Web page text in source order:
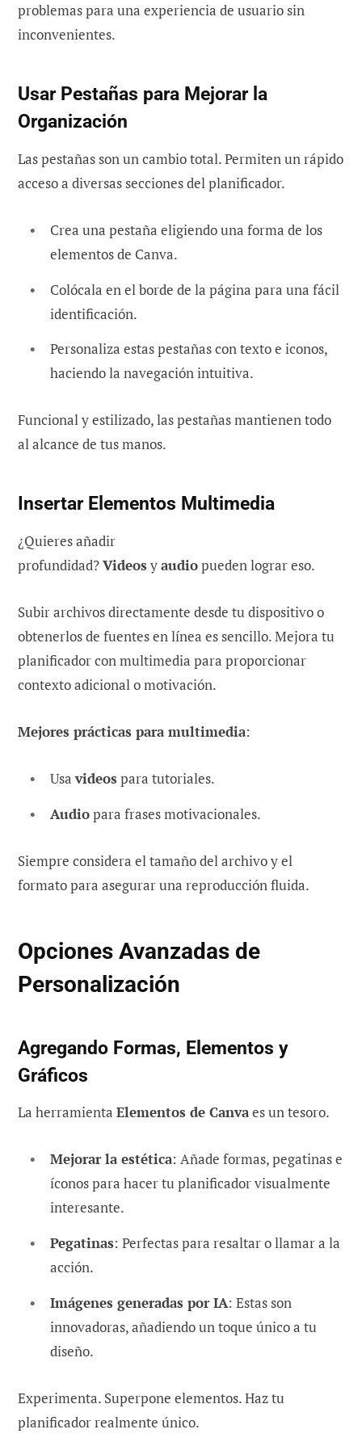
problemas para una experiencia de usuario sin
inconvenientes.
Usar Pestañas para Mejorar la
Organización
Las pestañas son un cambio total. Permiten un rápido
acceso a diversas secciones del planificador.
Crea una pestaña eligiendo una forma de los
elementos de Canva.
Colócala en el borde de la página para una fácil
identificación.
Personaliza estas pestañas con texto e iconos,
haciendo la navegación intuitiva.
Funcional y estilizado, las pestañas mantienen todo
al alcance de tus manos.
Insertar Elementos Multimedia
¿Quieres añadir
profundidad?Videos yaudiopueden lograr eso.
Subir archivos directamente desde tu dispositivo o
obtenerlos de fuentes en línea es sencillo. Mejora tu
planificador con multimedia para proporcionar
contexto adicional o motivación.
Mejores prácticas para multimedia:
Usavideos para tutoriales.
Audiopara frases motivacionales.
Siempre considera el tamaño del archivo y el
formato para asegurar una reproducción fluida.
Opciones Avanzadas de
Personalización
Agregando Formas, Elementos y
Gráficos
La herramienta Elementos de Canvaes un tesoro.
Mejorar la estética: Añade formas, pegatinas e
íconos para hacer tu planificador visualmente
interesante.
Pegatinas: Perfectas para resaltar o llamar a la
acción.
Imágenes generadas por IA: Estas son
innovadoras, añadiendo un toque único a tu
diseño.
Experimenta. Superpone elementos. Haz tu
planificador realmente único.